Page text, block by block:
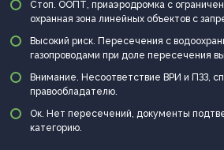
Стоп. ООПТ, приаэродромка с
охранная зона линейных объектов с
Высокий риск. Пересечения с
газопроводами при доле пересечения
Внимание. Несоответствие ВРИ и ПЗЗ,
правообладателю.
Ок. Нет пересечений, документы
категорию.